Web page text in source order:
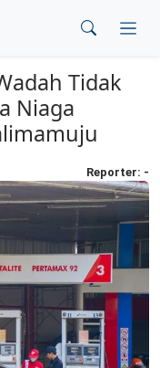
Tidak
Niaga
Reporter: -